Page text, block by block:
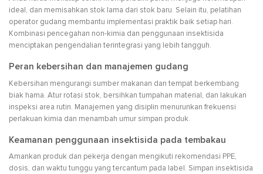
ideal, dan memisahkan stok lama dari stok baru. Selain itu, pelatihan
operator gudang membantu implementasi praktik baik setiap hari.
Kombinasi pencegahan non-kimia dan penggunaan insektisida
menciptakan pengendalian terintegrasi yang lebih tangguh.
Peran kebersihan dan manajemen gudang
Kebersihan mengurangi sumber makanan dan tempat berkembang
biak hama. Atur rotasi stok, bersihkan tumpahan material, dan lakukan
inspeksi area rutin. Manajemen yang disiplin menurunkan frekuensi
perlakuan kimia dan menambah umur simpan produk.
Keamanan penggunaan insektisida pada tembakau
Amankan produk dan pekerja dengan mengikuti rekomendasi PPE,
dosis, dan waktu tunggu yang tercantum pada label. Simpan insektisida